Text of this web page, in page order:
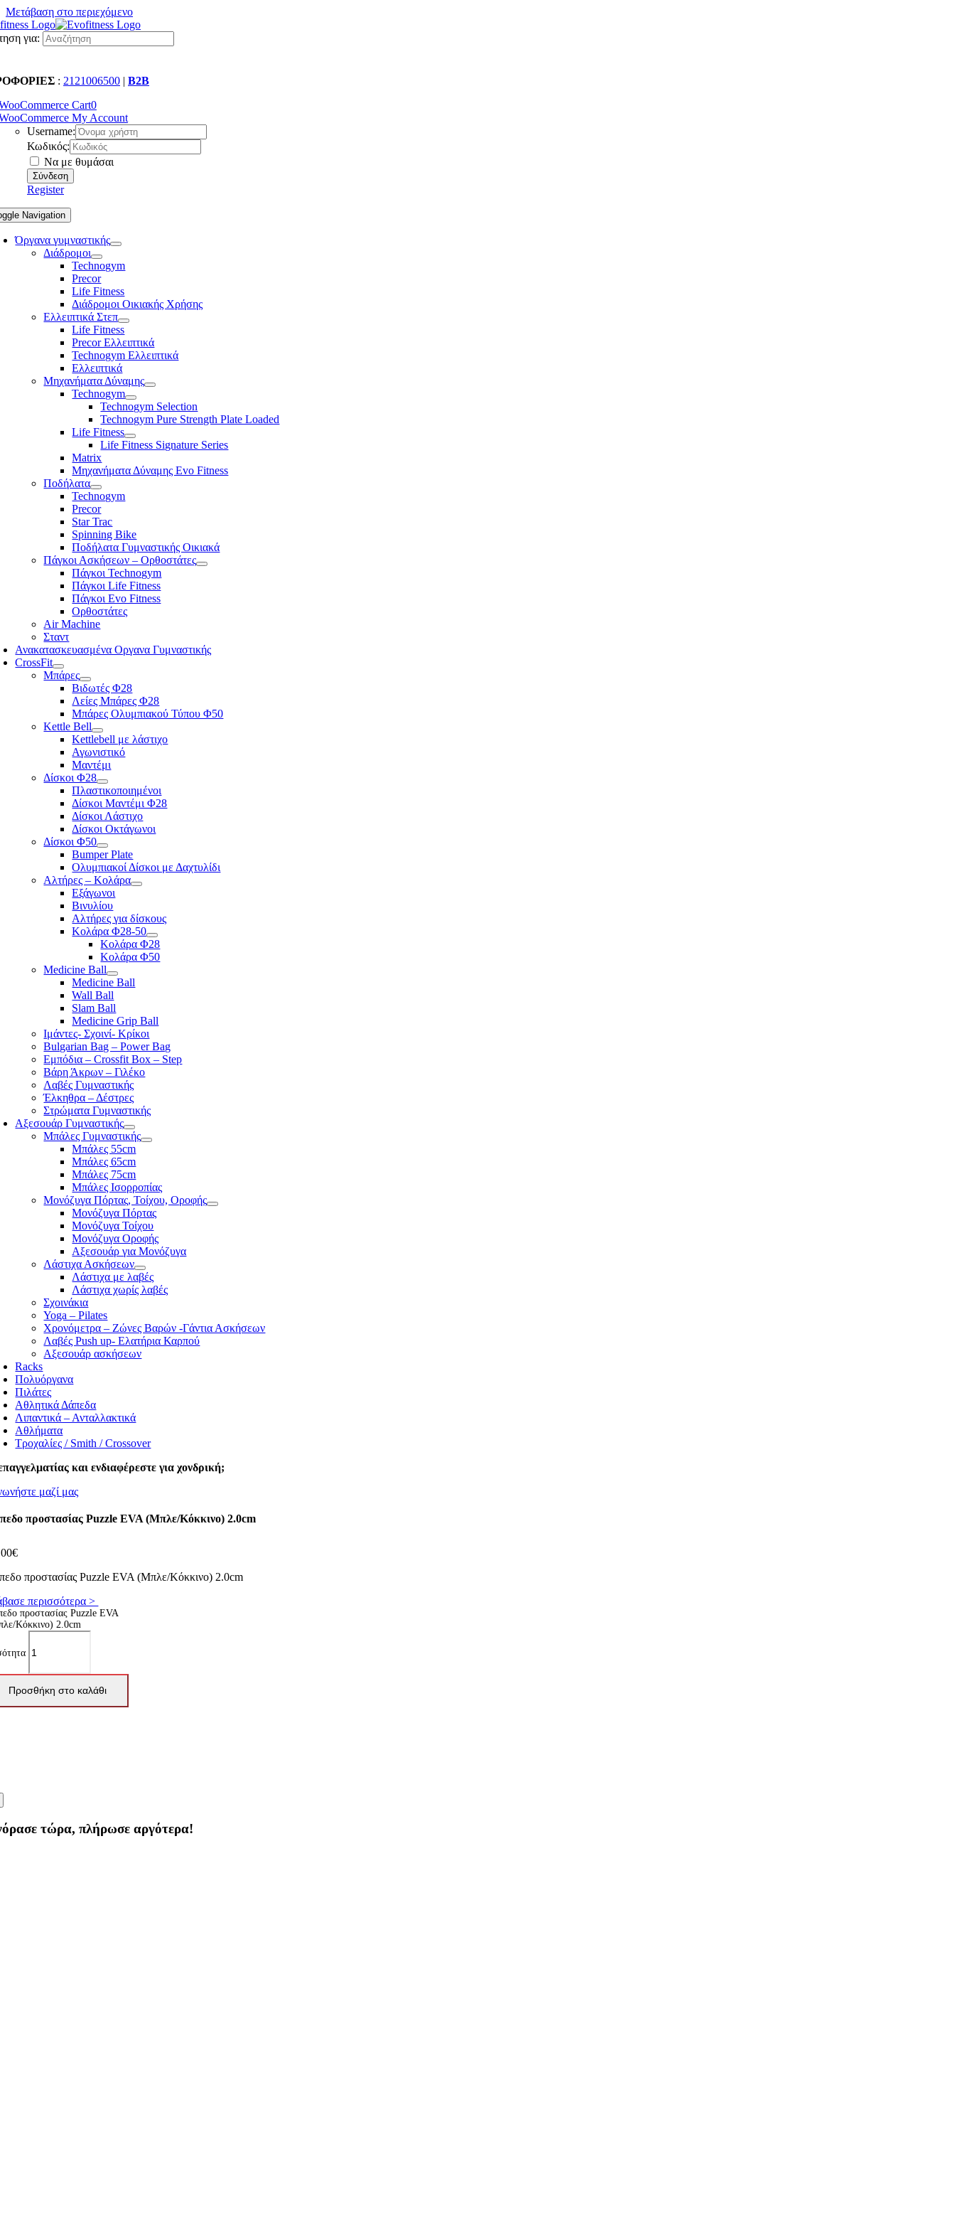
Μετάβαση στο περιεχόμενο
για:
: 2121006500 | B2B
Cart0
My Account
Username:
Κωδικός:
Να με θυμάσαι
Register
Navigation
Όργανα γυμναστικής
Διάδρομοι
Technogym
Precor
Life Fitness
Διάδρομοι Οικιακής Χρήσης
Ελλειπτικά Στεπ
Life Fitness
Precor Ελλειπτικά
Technogym Ελλειπτικά
Ελλειπτικά
Μηχανήματα Δύναμης
Technogym
Technogym Selection
Technogym Pure Strength Plate Loaded
Life Fitness
Life Fitness Signature Series
Matrix
Μηχανήματα Δύναμης Evo Fitness
Ποδήλατα
Technogym
Precor
Star Trac
Spinning Bike
Ποδήλατα Γυμναστικής Οικιακά
Πάγκοι Ασκήσεων – Ορθοστάτες
Πάγκοι Technogym
Πάγκοι Life Fitness
Πάγκοι Evo Fitness
Ορθοστάτες
Air Machine
Σταντ
Ανακατασκευασμένα Οργανα Γυμναστικής
CrossFit
Μπάρες
Βιδωτές Φ28
Λείες Μπάρες Φ28
Μπάρες Ολυμπιακού Τύπου Φ50
Kettle Bell
Kettlebell με λάστιχο
Αγωνιστικό
Μαντέμι
Δίσκοι Φ28
Πλαστικοποιημένοι
Δίσκοι Μαντέμι Φ28
Δίσκοι Λάστιχο
Δίσκοι Οκτάγωνοι
Δίσκοι Φ50
Bumper Plate
Ολυμπιακοί Δίσκοι με Δαχτυλίδι
Αλτήρες – Κολάρα
Εξάγωνοι
Βινυλίου
Αλτήρες για δίσκους
Κολάρα Φ28-50
Κολάρα Φ28
Κολάρα Φ50
Medicine Ball
Medicine Ball
Wall Ball
Slam Ball
Medicine Grip Ball
Ιμάντες- Σχοινί- Κρίκοι
Bulgarian Bag – Power Bag
Εμπόδια – Crossfit Box – Step
Βάρη Άκρων – Γιλέκο
Λαβές Γυμναστικής
Έλκηθρα – Δέστρες
Στρώματα Γυμναστικής
Αξεσουάρ Γυμναστικής
Μπάλες Γυμναστικής
Μπάλες 55cm
Μπάλες 65cm
Μπάλες 75cm
Μπάλες Ισορροπίας
Μονόζυγα Πόρτας, Τοίχου, Οροφής
Μονόζυγα Πόρτας
Μονόζυγα Τοίχου
Μονόζυγα Οροφής
Αξεσουάρ για Μονόζυγα
Λάστιχα Ασκήσεων
Λάστιχα με λαβές
Λάστιχα χωρίς λαβές
Σχοινάκια
Yoga – Pilates
Χρονόμετρα – Ζώνες Βαρών -Γάντια Ασκήσεων
Λαβές Push up- Ελατήρια Καρπού
Αξεσουάρ ασκήσεων
Racks
Πολυόργανα
Πιλάτες
Αθλητικά Δάπεδα
Λιπαντικά – Ανταλλακτικά
Αθλήματα
Τροχαλίες / Smith / Crossover
και ενδιαφέρεστε για χονδρική;
μαζί μας
προστασίας Puzzle EVA (Μπλε/Κόκκινο) 2.0cm
€
προστασίας Puzzle EVA (Μπλε/Κόκκινο) 2.0cm
περισσότερα >
προστασίας Puzzle EVA
Κόκκινο) 2.0cm
Προσθήκη στο καλάθι
τώρα, πλήρωσε αργότερα!